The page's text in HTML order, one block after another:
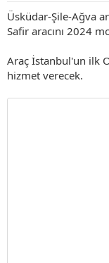
Üsküdar-Şile-Ağva
Safir aracını 2024
Araç İstanbul'un ilk
hizmet verecek.